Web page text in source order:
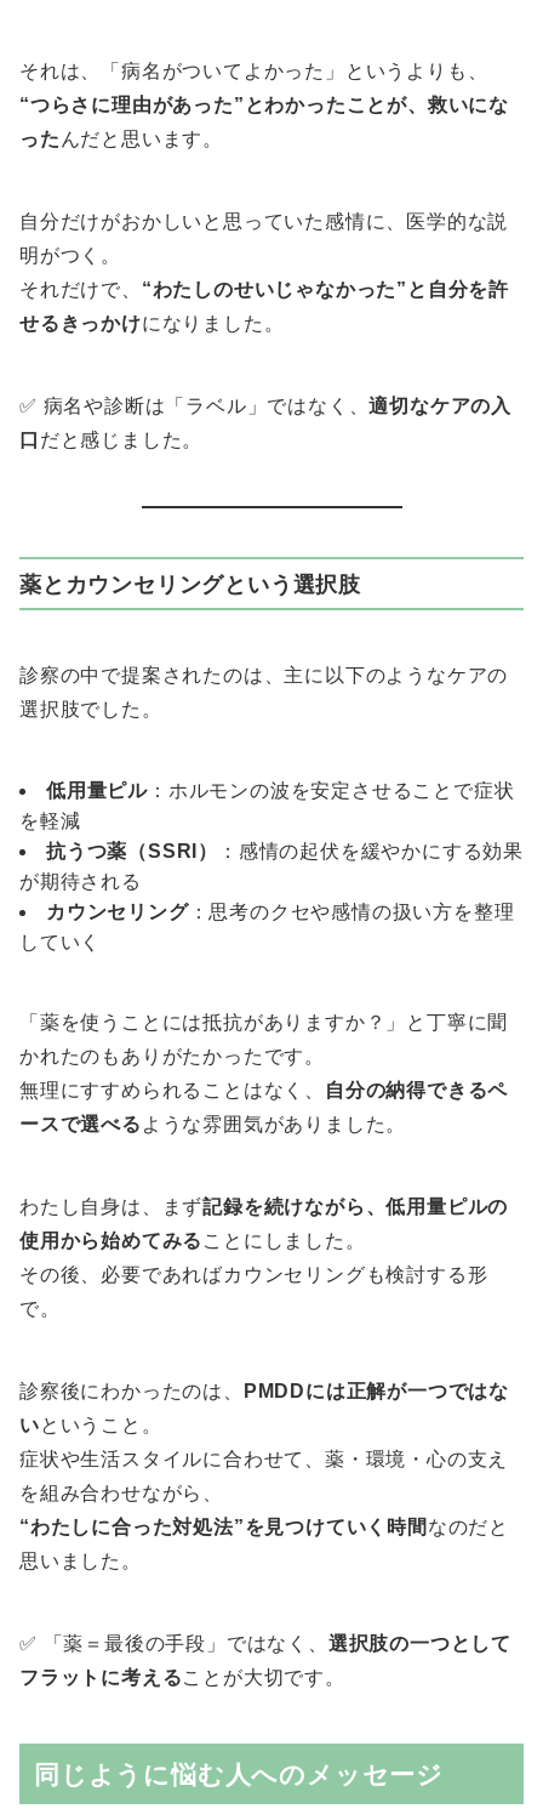
それは、「病名がついてよかった」というよりも、
“つらさに理由があった”とわかったことが、救いにな
った んだと思います。
自分だけがおかしいと思っていた感情に、医学的な説
明がつく。
それだけで、 “わたしのせいじゃなかった”と自分を許
せるきっかけになりました。
✅ 病名や診断は「ラベル」ではなく、適切なケアの入
口 だと感じました。
薬とカウンセリングという選択肢
診察の中で提案されたのは、主に以下のようなケアの
選択肢でした。
低用量ピル ：ホルモンの波を安定させることで症状
を軽減
抗うつ薬（SSRI）
：感情の起伏を緩やかにする効果
が期待される
カウンセリング：思考のクセや感情の扱い方を整理
していく
「薬を使うことには抵抗がありますか？」と丁寧に聞
かれたのもありがたかったです。
無理にすすめられることはなく、
自分の納得できるペ
ースで選べる ような雰囲気がありました。
わたし自身は、まず記録を続けながら、低用量ピルの
使用から始めてみる ことにしました。
その後、必要であればカウンセリングも検討する形
で。
診察後にわかったのは、
PMDDには正解が一つではな
いということ。
症状や生活スタイルに合わせて、薬・環境・心の支え
を組み合わせながら、
“わたしに合った対処法”を見つけていく時間 なのだと
思いました。
✅ 「薬＝最後の手段」ではなく、 選択肢の一つとして
フラットに考えることが大切です。
同じように悩む人へのメッセージ